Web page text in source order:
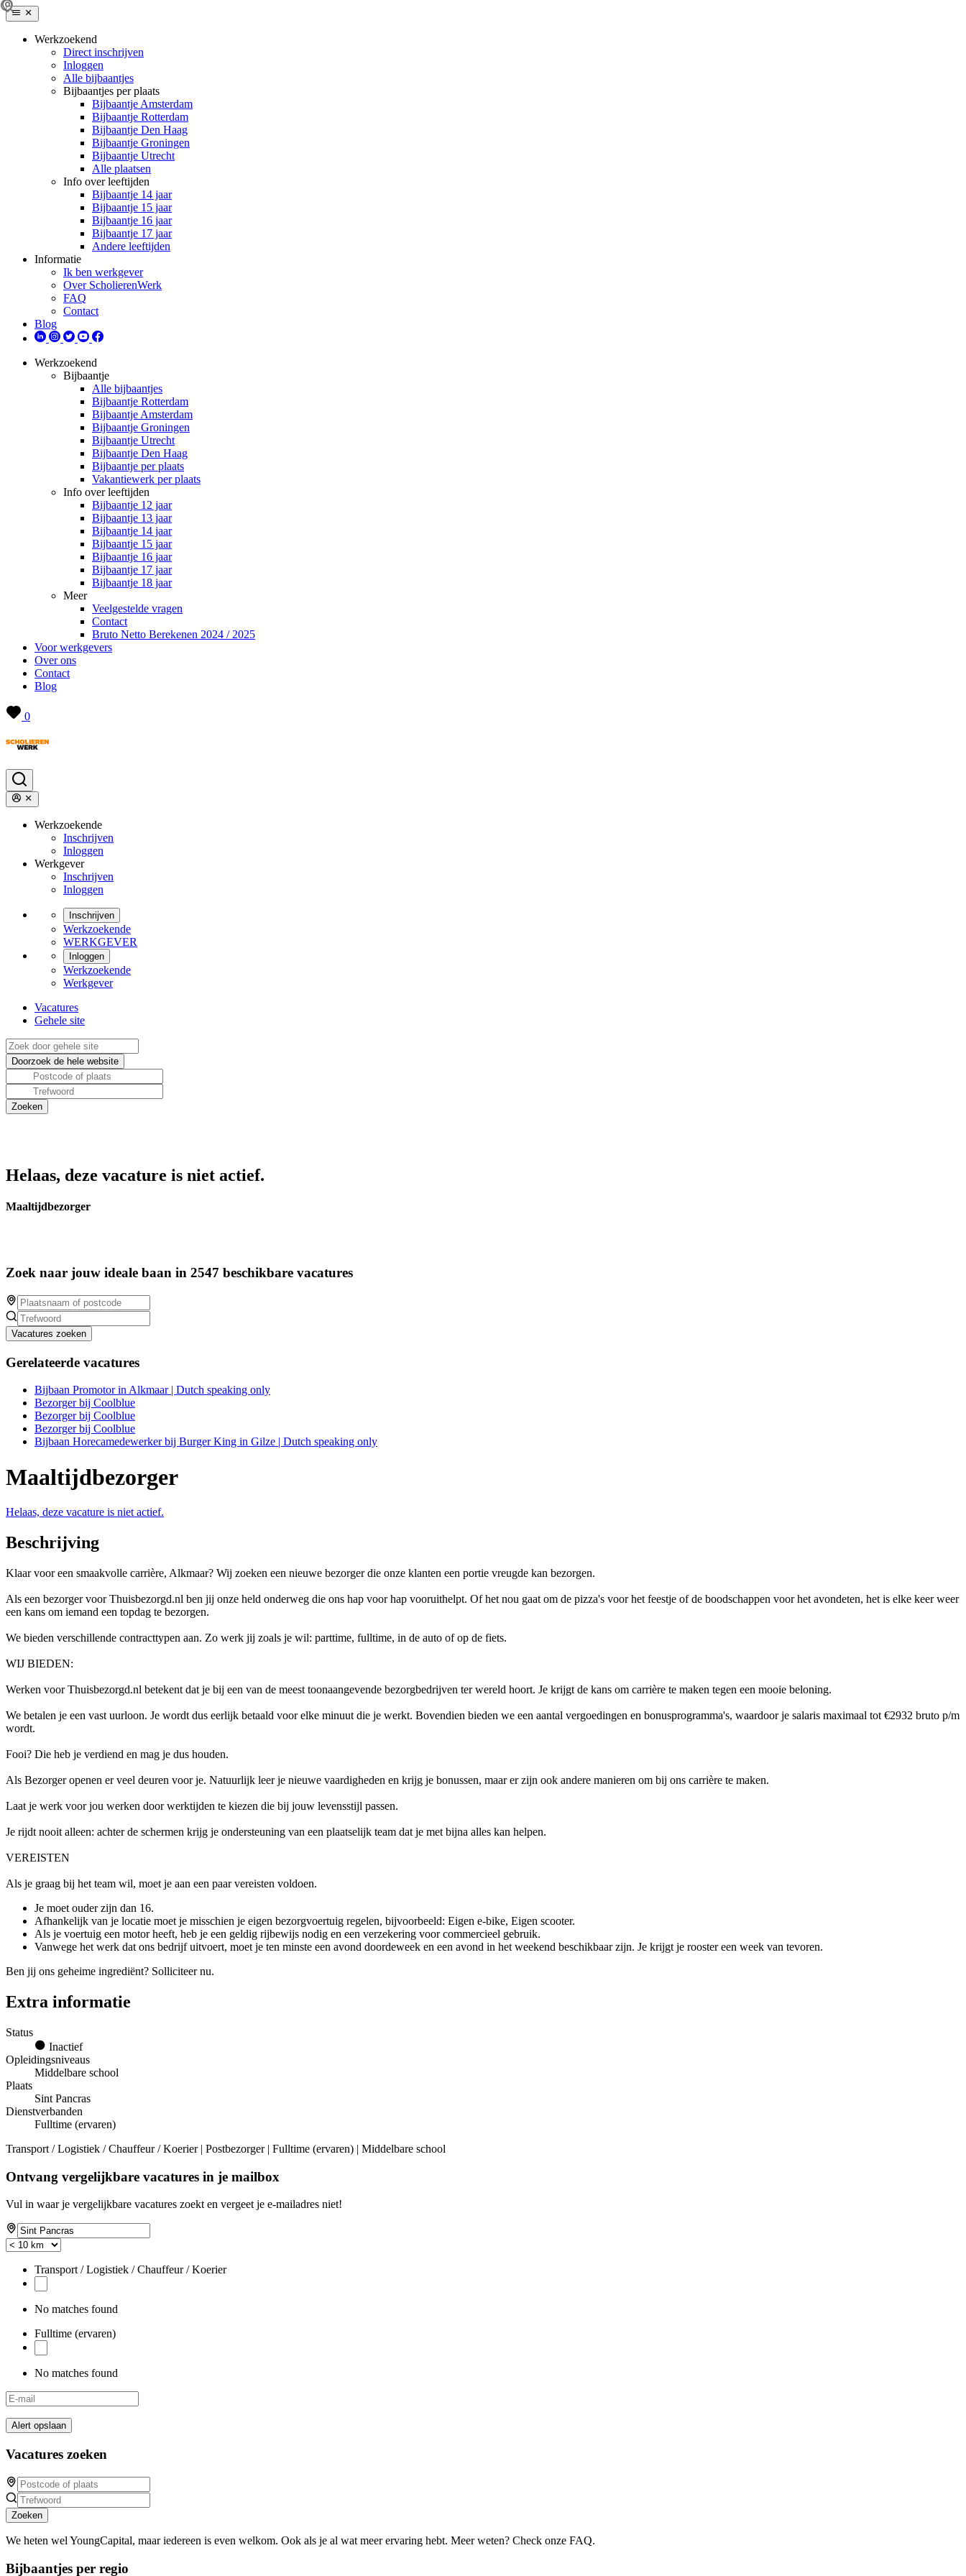
Werkzoekend
Direct inschrijven
Inloggen
Alle bijbaantjes
Bijbaantjes per plaats
Bijbaantje Amsterdam
Bijbaantje Rotterdam
Bijbaantje Den Haag
Bijbaantje Groningen
Bijbaantje Utrecht
Alle plaatsen
Info over leeftijden
Bijbaantje 14 jaar
Bijbaantje 15 jaar
Bijbaantje 16 jaar
Bijbaantje 17 jaar
Andere leeftijden
Informatie
Ik ben werkgever
Over ScholierenWerk
FAQ
Contact
Blog
Werkzoekend
Bijbaantje
Alle bijbaantjes
Bijbaantje Rotterdam
Bijbaantje Amsterdam
Bijbaantje Groningen
Bijbaantje Utrecht
Bijbaantje Den Haag
Bijbaantje per plaats
Vakantiewerk per plaats
Info over leeftijden
Bijbaantje 12 jaar
Bijbaantje 13 jaar
Bijbaantje 14 jaar
Bijbaantje 15 jaar
Bijbaantje 16 jaar
Bijbaantje 17 jaar
Bijbaantje 18 jaar
Meer
Veelgestelde vragen
Contact
Bruto Netto Berekenen 2024 / 2025
Voor werkgevers
Over ons
Contact
Blog
0
Werkzoekende
Inschrijven
Inloggen
Werkgever
Inschrijven
Inloggen
Inschrijven
Werkzoekende
WERKGEVER
Inloggen
Werkzoekende
Werkgever
Vacatures
Gehele site
Helaas, deze vacature is niet actief.
Maaltijdbezorger
Zoek naar jouw ideale baan in 2547 beschikbare vacatures
Vacatures zoeken
Gerelateerde vacatures
Bijbaan Promotor in Alkmaar | Dutch speaking only
Bezorger bij Coolblue
Bezorger bij Coolblue
Bezorger bij Coolblue
Bijbaan Horecamedewerker bij Burger King in Gilze | Dutch speaking only
Maaltijdbezorger
Helaas, deze vacature is niet actief.
Beschrijving
Klaar voor een smaakvolle carrière, Alkmaar? Wij zoeken een nieuwe bezorger die onze klanten een portie vreugde kan bezorgen.
Als een bezorger voor Thuisbezorgd.nl ben jij onze held onderweg die ons hap voor hap vooruithelpt. Of het nou gaat om de pizza's voor het feestje of de boodschappen voor het avondeten, het is elke keer weer
een kans om iemand een topdag te bezorgen.
We bieden verschillende contracttypen aan. Zo werk jij zoals je wil: parttime, fulltime, in de auto of op de fiets.
WIJ BIEDEN:
Werken voor Thuisbezorgd.nl betekent dat je bij een van de meest toonaangevende bezorgbedrijven ter wereld hoort. Je krijgt de kans om carrière te maken tegen een mooie beloning.
We betalen je een vast uurloon. Je wordt dus eerlijk betaald voor elke minuut die je werkt. Bovendien bieden we een aantal vergoedingen en bonusprogramma's, waardoor je salaris maximaal tot €2932 bruto p/m
wordt.
Fooi? Die heb je verdiend en mag je dus houden.
Als Bezorger openen er veel deuren voor je. Natuurlijk leer je nieuwe vaardigheden en krijg je bonussen, maar er zijn ook andere manieren om bij ons carrière te maken.
Laat je werk voor jou werken door werktijden te kiezen die bij jouw levensstijl passen.
Je rijdt nooit alleen: achter de schermen krijg je ondersteuning van een plaatselijk team dat je met bijna alles kan helpen.
VEREISTEN
Als je graag bij het team wil, moet je aan een paar vereisten voldoen.
Je moet ouder zijn dan 16.
Afhankelijk van je locatie moet je misschien je eigen bezorgvoertuig regelen, bijvoorbeeld: Eigen e-bike, Eigen scooter.
Als je voertuig een motor heeft, heb je een geldig rijbewijs nodig en een verzekering voor commercieel gebruik.
Vanwege het werk dat ons bedrijf uitvoert, moet je ten minste een avond doordeweek en een avond in het weekend beschikbaar zijn. Je krijgt je rooster een week van tevoren.
Ben jij ons geheime ingrediënt? Solliciteer nu.
Extra informatie
Status
Inactief
Opleidingsniveaus
Middelbare school
Plaats
Sint Pancras
Dienstverbanden
Fulltime (ervaren)
Transport / Logistiek / Chauffeur / Koerier | Postbezorger | Fulltime (ervaren) | Middelbare school
Ontvang vergelijkbare vacatures in je mailbox
Vul in waar je vergelijkbare vacatures zoekt en vergeet je e-mailadres niet!
Transport / Logistiek / Chauffeur / Koerier
No matches found
Fulltime (ervaren)
No matches found
Alert opslaan
Vacatures zoeken
Zoeken
We heten wel YoungCapital, maar iedereen is even welkom. Ook als je al wat meer ervaring hebt. Meer weten? Check onze FAQ.
Bijbaantjes per regio